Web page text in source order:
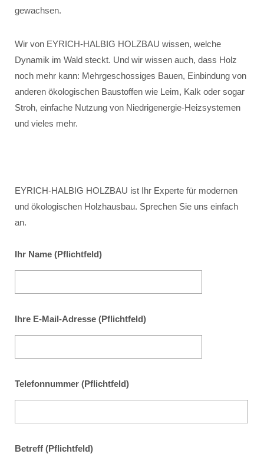
gewachsen.
Wir von EYRICH-HALBIG HOLZBAU wissen, welche
Dynamik im Wald steckt. Und wir wissen auch, dass Holz
noch mehr kann: Mehrgeschossiges Bauen, Einbindung von
anderen ökologischen Baustoffen wie Leim, Kalk oder sogar
Stroh, einfache Nutzung von Niedrigenergie-Heizsystemen
und vieles mehr.
EYRICH-HALBIG HOLZBAU ist Ihr Experte für modernen
und ökologischen Holzhausbau. Sprechen Sie uns einfach
an.
Ihr Name (Pflichtfeld)
Ihre E-Mail-Adresse (Pflichtfeld)
Telefonnummer (Pflichtfeld)
Betreff (Pflichtfeld)